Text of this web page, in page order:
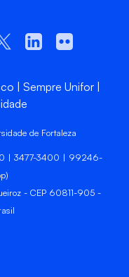
Sempre Unifor
de Fortaleza
| 3477-3400 | 99246-
- CEP 60811-905 -